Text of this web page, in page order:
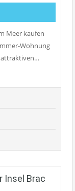
Meer kaufen
Wohnung
attraktiven…
Insel Brac